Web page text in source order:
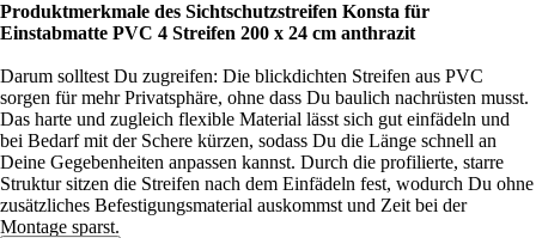
Produktmerkmale des Sichtschutzstreifen Konsta für
Einstabmatte PVC 4 Streifen 200 x 24 cm anthrazit
Darum solltest Du zugreifen: Die blickdichten Streifen aus PVC
sorgen für mehr Privatsphäre, ohne dass Du baulich nachrüsten musst.
Das harte und zugleich flexible Material lässt sich gut einfädeln und
bei Bedarf mit der Schere kürzen, sodass Du die Länge schnell an
Deine Gegebenheiten anpassen kannst. Durch die profilierte, starre
Struktur sitzen die Streifen nach dem Einfädeln fest, wodurch Du ohne
zusätzliches Befestigungsmaterial auskommst und Zeit bei der
Montage sparst.